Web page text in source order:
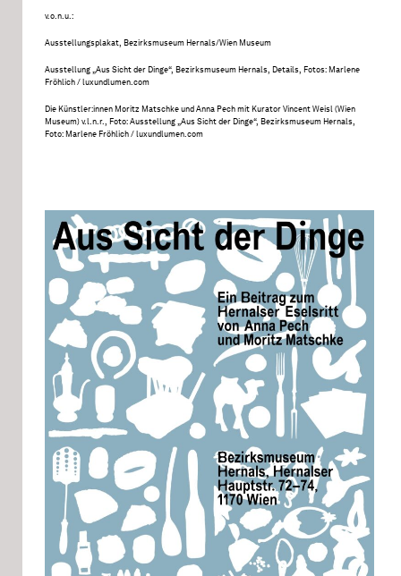
v.o.n.u.:
Ausstellungsplakat, Bezirksmuseum Hernals/Wien Museum
Ausstellung „Aus Sicht der Dinge“, Bezirksmuseum Hernals, Details, Fotos: Marlene
Fröhlich / luxundlumen.com
Die Künstler:innen Moritz Matschke und Anna Pech mit Kurator Vincent Weisl (Wien
Museum) v.l.n.r., Foto: Ausstellung „Aus Sicht der Dinge“, Bezirksmuseum Hernals,
Foto: Marlene Fröhlich / luxundlumen.com